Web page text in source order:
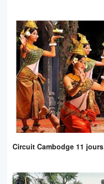
Circuit Cambodge 11 jours